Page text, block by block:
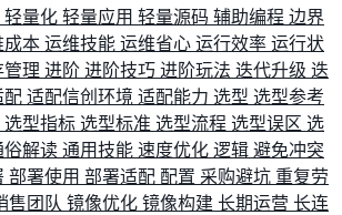
轻量化 轻量应用 轻量源码 辅助编程 边界
成本 运维技能 运维省心 运行效率 运行状
管理 进阶 进阶技巧 进阶玩法 迭代升级 迭
配 适配信创环境 适配能力 选型 选型参考
选型指标 选型标准 选型流程 选型误区 选
俗解读 通用技能 速度优化 逻辑 避免冲突
部署使用 部署适配 配置 采购避坑 重复劳
售团队 镜像优化 镜像构建 长期运营 长连